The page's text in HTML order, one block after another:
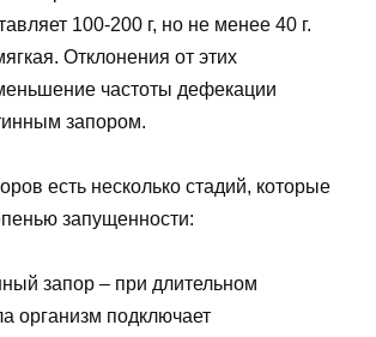
100-200 г, но не менее 40 г.
Отклонения от этих
частоты дефекации
запором.
есть несколько стадий, которые
запущенности:
запор – при длительном
организм подключает